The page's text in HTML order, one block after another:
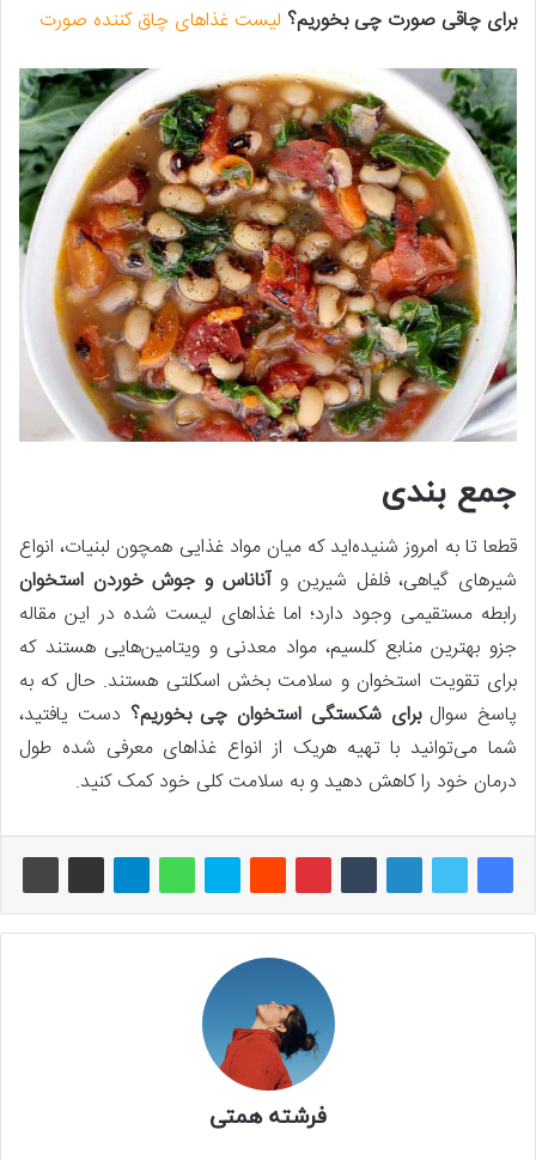
برای چاقی صورت چی بخوریم؟ لیست غذاهای چاق کننده صورت
جمع بندی
قطعا تا به امروز شنیده‌اید که میان مواد غذایی همچون لبنیات، انواع
شیرهای گیاهی، فلفل شیرین وآناناس و جوش خوردن استخوان
رابطه مستقیمی وجود دارد؛ اما غذاهای لیست شده در این مقاله
جزو بهترین منابع کلسیم، مواد معدنی و ویتامین‌هایی هستند که
برای تقویت استخوان و سلامت بخش اسکلتی هستند. حال که به
پاسخ سوالبرای شکستگی استخوان چی بخوریم؟ دست یافتید،
شما می‌توانید با تهیه هریک از انواع غذاهای معرفی شده طول
درمان خود را کاهش دهید و به سلامت کلی خود کمک کنید.
فرشته همتی